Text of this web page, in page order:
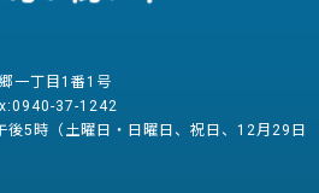
一丁目1番1号
37-1242
後5時（土曜日・日曜日、祝日、12月29日